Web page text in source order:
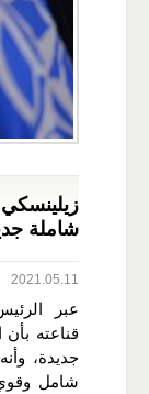
شاملة
2021.05.11
عبر
قناعته
جديدة،
شامل